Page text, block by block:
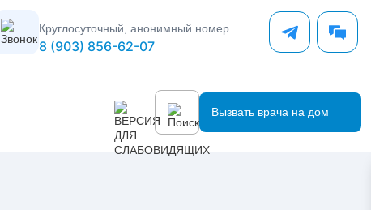
Круглосуточный, анонимный номер
8 (903) 856-62-07
Вызвать врача на дом